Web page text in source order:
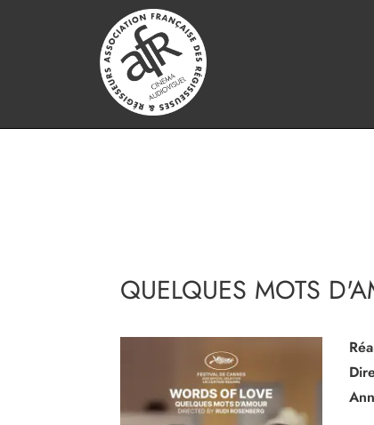
QUELQUES MOTS